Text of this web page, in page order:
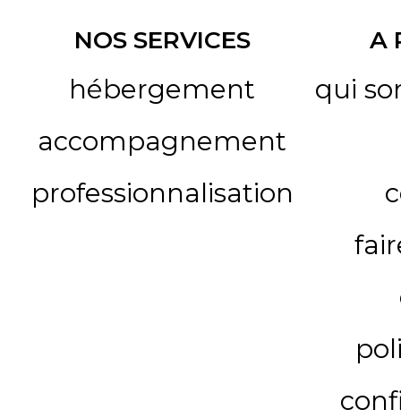
NOS SERVICES
hébergement
accompagnement
professionnalisation
A
qui